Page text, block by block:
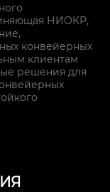
НИОКР,
конвейерных
клиентам
решения для